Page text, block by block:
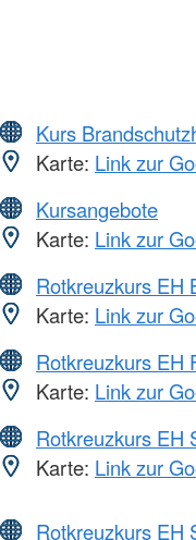
Kurs
Karte: Link zur
Kursangebote
Karte: Link zur
Rotkreuzkurs EH
Karte: Link zur
Rotkreuzkurs EH
Karte: Link zur
Rotkreuzkurs EH
Karte: Link zur
Rotkreuzkurs EH